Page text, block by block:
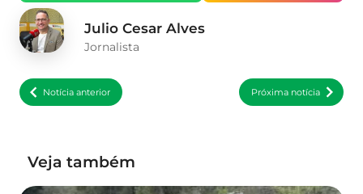
Julio Cesar Alves
Jornalista
Notícia anterior Próxima notícia
Veja também